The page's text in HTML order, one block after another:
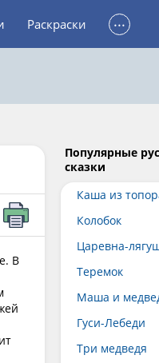
Раскраски ...
В
Популярные
сказки
Каша из
Колобок
Царевна-
Теремок
Маша и
Гуси-Лебеди
Три медведя